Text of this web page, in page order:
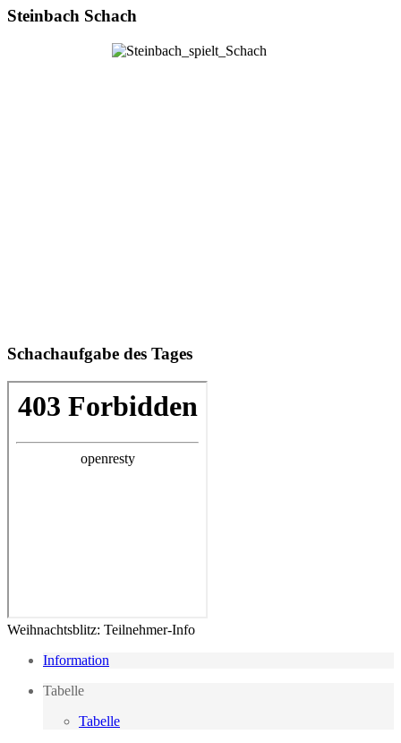
Steinbach Schach
Schachaufgabe des Tages
Weihnachtsblitz: Teilnehmer-Info
Information
Tabelle
Tabelle